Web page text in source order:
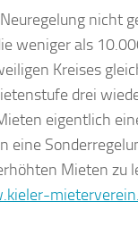
nicht
weniger als
Kreises
drei
eigentlich
Mieten zu